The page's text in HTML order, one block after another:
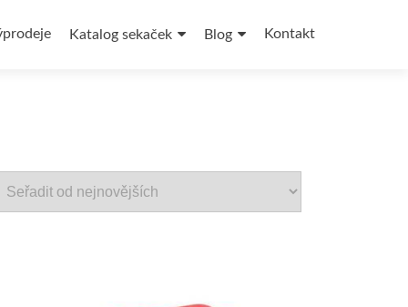
Katalog sekaček Blog Kontakt